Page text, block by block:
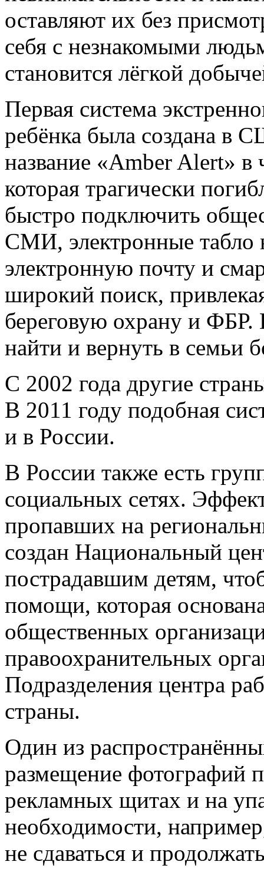
оставляют их без
себя с незнакомыми
становится лёгкой
Первая система
ребёнка была создана в
название «Amber Alert» в
которая трагически
быстро подключить
СМИ, электронные табло
электронную почту и
широкий поиск,
береговую охрану и
найти и вернуть в семьи
С 2002 года другие
В 2011 году подобная
и в России.
В России также есть
социальных сетях.
пропавших на
создан Национальный
пострадавшим детям,
помощи, которая
общественных
правоохранительных
Подразделения центра
страны.
Один из
размещение
рекламных щитах и на
необходимости,
не сдаваться и